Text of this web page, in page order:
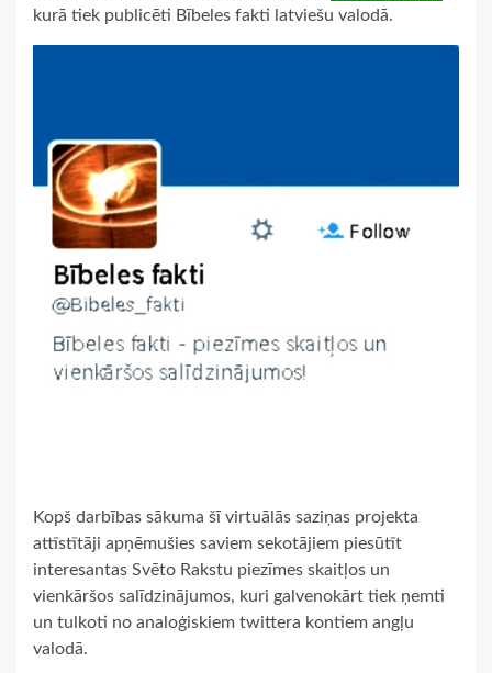
kurā tiek publicēti Bībeles fakti latviešu valodā.
Kopš darbības sākuma šī virtuālās saziņas projekta
attīstītāji apņēmušies saviem sekotājiem piesūtīt
interesantas Svēto Rakstu piezīmes skaitļos un
vienkāršos salīdzinājumos, kuri galvenokārt tiek ņemti
un tulkoti no analoģiskiem twittera kontiem angļu
valodā.